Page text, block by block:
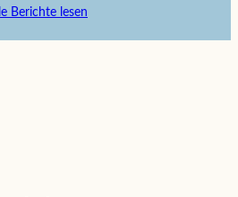
Berichte lesen